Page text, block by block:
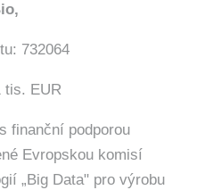
732064
tis. EUR
finanční podporou
Evropskou komisí
„Big Data" pro výrobu